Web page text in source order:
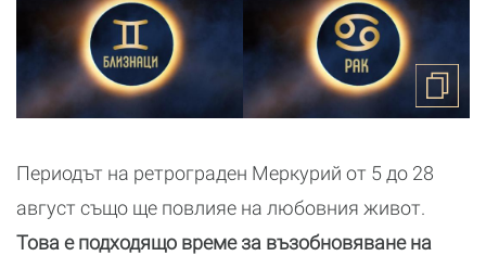
Периодът на ретрограден Меркурий от 5 до 28
август също ще повлияе на любовния живот.
Това е подходящо време за възобновяване на